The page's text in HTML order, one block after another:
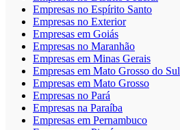
Empresas no Espírito Santo
Empresas no Exterior
Empresas em Goiás
Empresas no Maranhão
Empresas em Minas Gerais
Empresas em Mato Grosso do Sul
Empresas em Mato Grosso
Empresas no Pará
Empresas na Paraíba
Empresas em Pernambuco